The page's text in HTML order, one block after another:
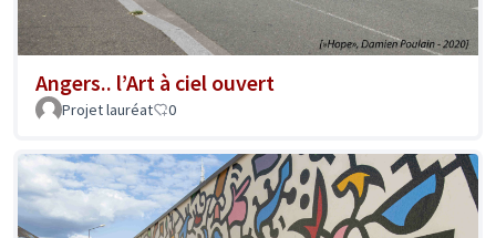
Angers.. l’Art à ciel ouvert
Projet lauréat 0